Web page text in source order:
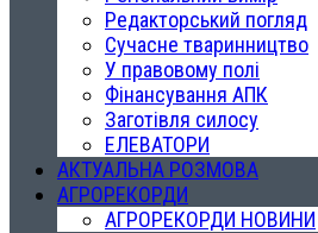
Редакторський погляд
Сучасне тваринництво
У правовому полі
Фінансування АПК
Заготівля силосу
ЕЛЕВАТОРИ
АКТУАЛЬНА РОЗМОВА
АГРОРЕКОРДИ
АГРОРЕКОРДИ НОВИНИ